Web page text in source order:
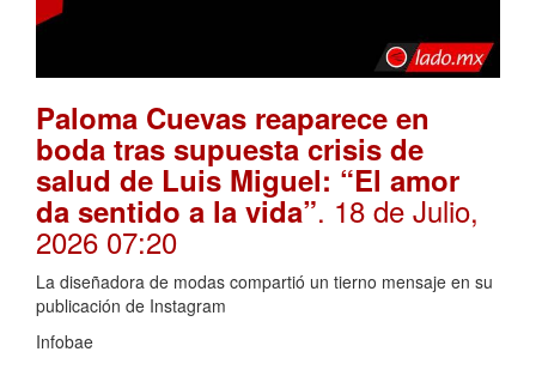
Paloma Cuevas reaparece en
boda tras supuesta crisis de
salud de Luis Miguel: “El amor
da sentido a la vida”. 18 de Julio,
2026 07:20
La diseñadora de modas compartió un tierno mensaje en su
publicación de Instagram
Infobae